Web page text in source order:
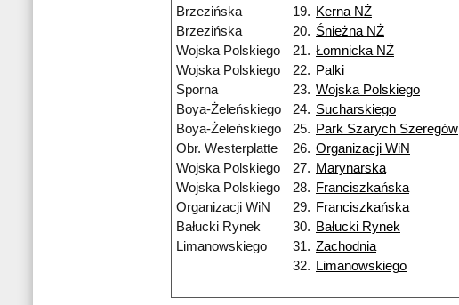
Brzezińska
19. Kerna NŻ
Brzezińska
20. Śnieżna NŻ
Wojska Polskiego
21. Łomnicka NŻ
Wojska Polskiego
22. Palki
Sporna
23. Wojska Polskiego
Boya-Żeleńskiego
24. Sucharskiego
Boya-Żeleńskiego
25. Park Szarych Szeregów
Obr. Westerplatte
26. Organizacji WiN
Wojska Polskiego
27. Marynarska
Wojska Polskiego
28. Franciszkańska
Organizacji WiN
29. Franciszkańska
Bałucki Rynek
30. Bałucki Rynek
Limanowskiego
31. Zachodnia
32.
Limanowskiego